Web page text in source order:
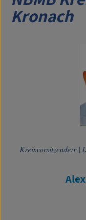
Kronach
Kreisvorsitzende:r|